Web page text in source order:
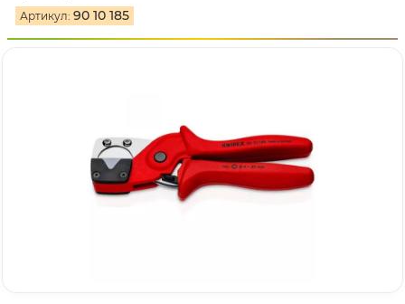
Артикул: 90 10 185